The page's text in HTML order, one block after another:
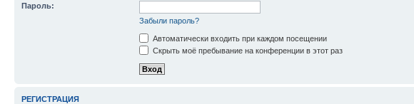
Пароль:
Забыли пароль?
Автоматически входить при каждом посещении
Скрыть моё пребывание на конференции в этот раз
РЕГИСТРАЦИЯ